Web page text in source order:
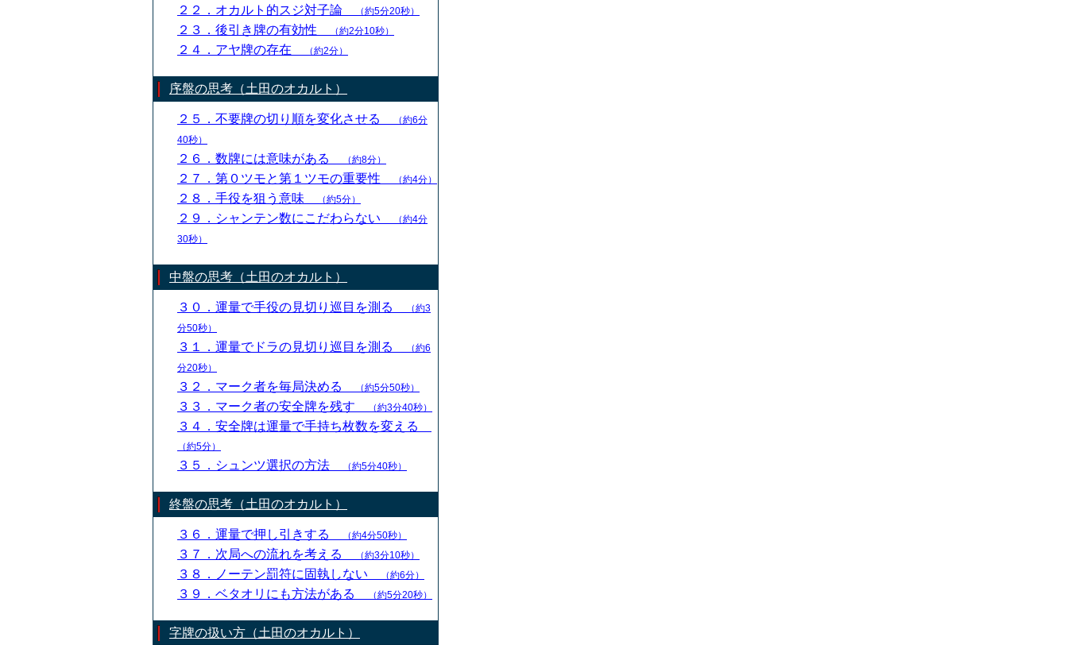
２２．オカルト的スジ対子論 （約5分20秒）
２３．後引き牌の有効性 （約2分10秒）
２４．アヤ牌の存在 （約2分）
序盤の思考（土田のオカルト）
２５．不要牌の切り順を変化させる
（約6分
40秒）
２６．数牌には意味がある （約8分）
２７．第０ツモと第１ツモの重要性 （約4分）
２８．手役を狙う意味 （約5分）
２９．シャンテン数にこだわらない
（約4分
30秒）
中盤の思考（土田のオカルト）
３０．運量で手役の見切り巡目を測る
（約3
分50秒）
３１．運量でドラの見切り巡目を測る
（約6
分20秒）
３２．マーク者を毎局決める （約5分50秒）
３３．マーク者の安全牌を残す （約3分40秒）
３４．安全牌は運量で手持ち枚数を変える
（約5分）
３５．シュンツ選択の方法 （約5分40秒）
終盤の思考（土田のオカルト）
３６．運量で押し引きする （約4分50秒）
３７．次局への流れを考える （約3分10秒）
３８．ノーテン罰符に固執しない （約6分）
３９．ベタオリにも方法がある （約5分20秒）
字牌の扱い方（土田のオカルト）